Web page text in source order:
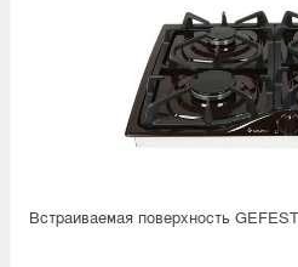
Встраиваемая поверхность